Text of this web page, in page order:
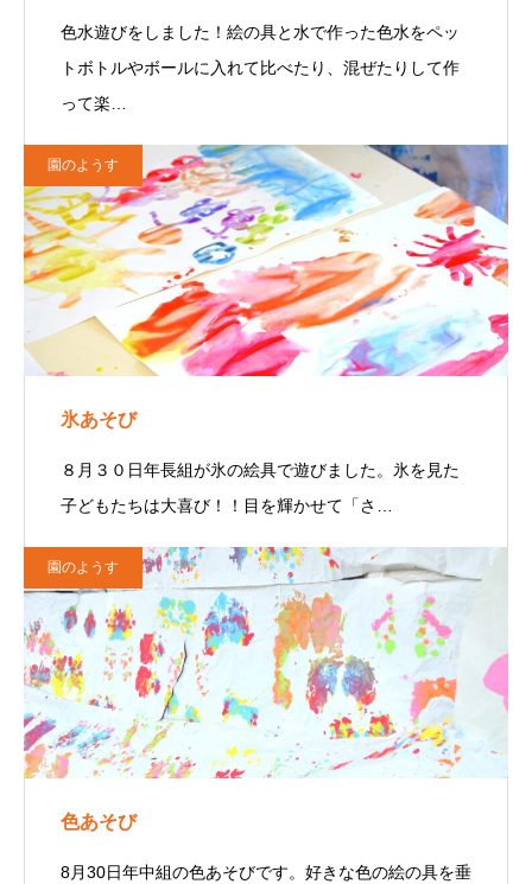
色水遊びをしました！絵の具と水で作った色水をペッ
トボトルやボールに入れて比べたり、混ぜたりして作
って楽…
園のようす
氷あそび
８月３０日年長組が氷の絵具で遊びました。氷を見た
子どもたちは大喜び！！目を輝かせて「さ…
園のようす
色あそび
8月30日年中組の色あそびです。好きな色の絵の具を垂